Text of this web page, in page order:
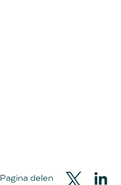
Pagina delen